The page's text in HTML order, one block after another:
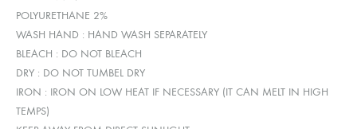
POLYURETHANE 2%
WASH HAND : HAND WASH SEPARATELY
BLEACH : DO NOT BLEACH
DRY : DO NOT TUMBEL DRY
IRON : IRON ON LOW HEAT IF NECESSARY (IT CAN MELT IN HIGH
TEMPS)